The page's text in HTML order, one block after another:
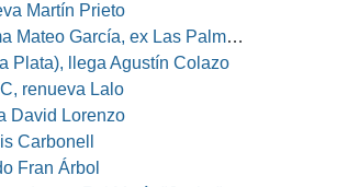
Martín Prieto
ex Las Palmas, Osasuna o Alcorcón
Plata), llega Agustín Colazo
renueva Lalo
David Lorenzo
Carbonell
Fran Árbol